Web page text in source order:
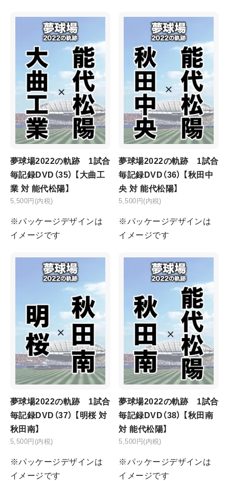
夢球場2022の軌跡 1試合
毎記録DVD（35） 【大曲工
業 対 能代松陽】
5,500円(内税)
※パッケージデザインは
イメージです
夢球場2022の軌跡 1試合
毎記録DVD（36） 【秋田中
央 対 能代松陽】
5,500円(内税)
※パッケージデザインは
イメージです
夢球場2022の軌跡 1試合
毎記録DVD（37） 【明桜 対
秋田南】
5,500円(内税)
※パッケージデザインは
イメージです
夢球場2022の軌跡 1試合
毎記録DVD（38） 【秋田南
対 能代松陽】
5,500円(内税)
※パッケージデザインは
イメージです